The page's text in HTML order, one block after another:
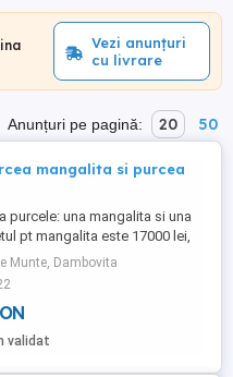
Vezi anunțuri
cu livrare
Anunțuri pe pagină: 20 50
mangalita si purcea
purcele: una mangalita si una
pt mangalita este 17000 lei,
1600 lei
Munte, Dambovita
validat